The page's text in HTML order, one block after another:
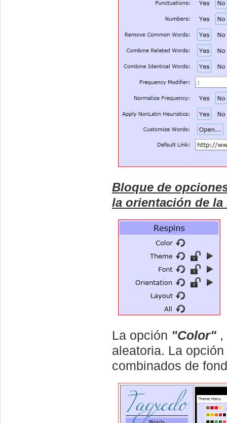
Bloque de
la orientación de la
La opción "Color" ,
aleatoria. La opción
combinados de